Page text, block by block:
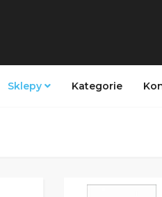
Sklepy Kategorie